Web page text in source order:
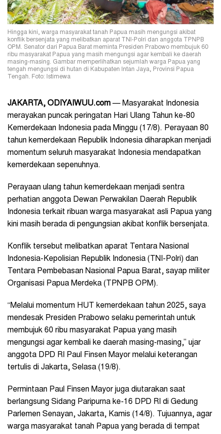
Hingga kini, warga masyarakat tanah Papua masih mengungsi akibat
konflik bersenjata yang melibatkan aparat TNI-Polri dan anggota TPNPB
OPM. Senator dari Papua Barat meminta Presiden Prabowo membujuk 60
ribu masyarakat Papua yang masih mengungsi agar kembali ke daerah
masing-masing. Gambar memperlihatkan sejumlah warga Papua yang
tengah mengungsi di hutan di Kabupaten Intan Jaya, Provinsi Papua
Tengah. Foto: Istimewa
JAKARTA, ODIYAIWUU.com — Masyarakat Indonesia
merayakan puncak peringatan Hari Ulang Tahun ke-80
Kemerdekaan Indonesia pada Minggu (17/8). Perayaan 80
tahun kemerdekaan Republik Indonesia diharapkan menjadi
momentum seluruh masyarakat Indonesia mendapatkan
kemerdekaan sepenuhnya.
Perayaan ulang tahun kemerdekaan menjadi sentra
perhatian anggota Dewan Perwakilan Daerah Republik
Indonesia terkait ribuan warga masyarakat asli Papua yang
kini masih berada di pengungsian akibat konflik bersenjata.
Konflik tersebut melibatkan aparat Tentara Nasional
Indonesia-Kepolisian Republik Indonesia (TNI-Polri) dan
Tentara Pembebasan Nasional Papua Barat, sayap militer
Organisasi Papua Merdeka (TPNPB OPM).
“Melalui momentum HUT kemerdekaan tahun 2025, saya
mendesak Presiden Prabowo selaku pemerintah untuk
membujuk 60 ribu masyarakat Papua yang masih
mengungsi agar kembali ke daerah masing-masing,” ujar
anggota DPD RI Paul Finsen Mayor melalui keterangan
tertulis di Jakarta, Selasa (19/8).
Permintaan Paul Finsen Mayor juga diutarakan saat
berlangsung Sidang Paripurna ke-16 DPD RI di Gedung
Parlemen Senayan, Jakarta, Kamis (14/8). Tujuannya, agar
warga masyarakat tanah Papua yang berada di tempat